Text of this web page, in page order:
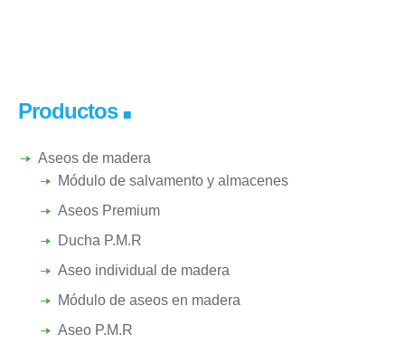
Productos
Aseos de madera
Módulo de salvamento y almacenes
Aseos Premium
Ducha P.M.R
Aseo individual de madera
Módulo de aseos en madera
Aseo P.M.R